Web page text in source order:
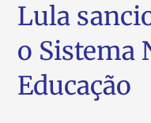
Lula
o Sistema
Educação